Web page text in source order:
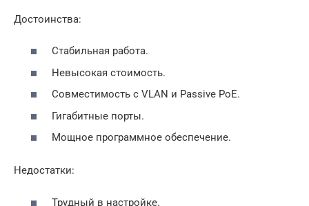
Достоинства:
Стабильная работа.
Невысокая стоимость.
Совместимость с VLAN и Passive PoE.
Гигабитные порты.
Мощное программное обеспечение.
Недостатки:
Трудный в настройке.